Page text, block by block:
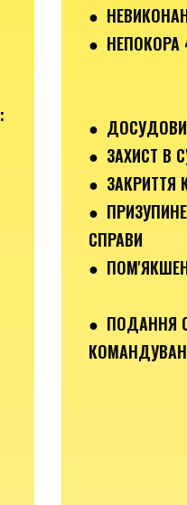
:
●
● НЕПОКОРА
●
● ЗАХИСТ В
● ЗАКРИТТЯ
●
СПРАВИ
●
● ПОДАННЯ